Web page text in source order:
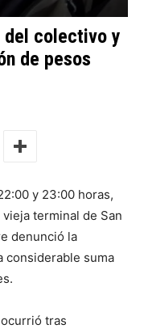
del colectivo y
de pesos
y 23:00 horas,
terminal de San
denunció la
considerable suma
tras